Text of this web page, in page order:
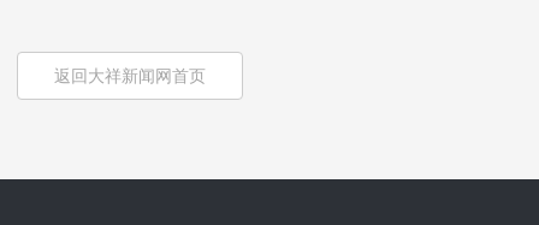
返回大祥新闻网首页